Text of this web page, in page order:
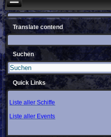
Translate contend
Suchen
Quick Links
Liste aller Schiffe
Liste aller Events